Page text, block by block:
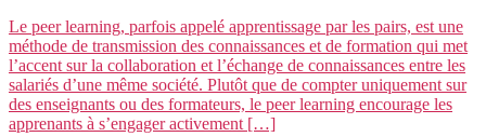
Le peer learning, parfois appelé apprentissage par les pairs, est une
méthode de transmission des connaissances et de formation qui met
l’accent sur la collaboration et l’échange de connaissances entre les
salariés d’une même société. Plutôt que de compter uniquement sur
des enseignants ou des formateurs, le peer learning encourage les
apprenants à s’engager activement […]